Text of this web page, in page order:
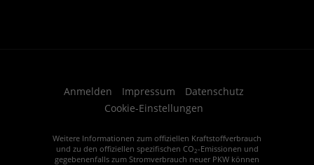
Anmelden Impressum
Datenschutz
Cookie-Einstellungen
Weitere Informationen zum offiziellen Kraftstoffverbrauch
und zu den offiziellen spezifischen CO2-Emissionen und
gegebenenfalls zum Stromverbrauch neuer PKW können